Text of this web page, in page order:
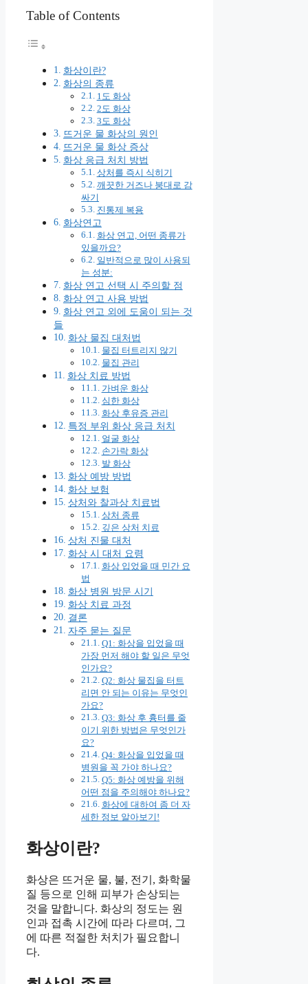
Table of Contents
화상이란?
화상의 종류
1도 화상
2도 화상
3도 화상
뜨거운 물 화상의 원인
뜨거운 물 화상 증상
화상 응급 처치 방법
상처를 즉시 식히기
깨끗한 거즈나 붕대로 감
싸기
진통제 복용
화상연고
화상 연고, 어떤 종류가
있을까요?
일반적으로 많이 사용되
는 성분:
화상 연고 선택 시 주의할 점
화상 연고 사용 방법
화상 연고 외에 도움이 되는 것
들
화상 물집 대처법
물집 터트리지 않기
물집 관리
화상 치료 방법
가벼운 화상
심한 화상
화상 후유증 관리
특정 부위 화상 응급 처치
얼굴 화상
손가락 화상
발 화상
화상 예방 방법
화상 보험
상처와 찰과상 치료법
상처 종류
깊은 상처 치료
상처 진물 대처
화상 시 대처 요령
화상 입었을 때 민간 요
법
화상 병원 방문 시기
화상 치료 과정
결론
자주 묻는 질문
Q1: 화상을 입었을 때
가장 먼저 해야 할 일은 무엇
인가요?
Q2: 화상 물집을 터트
리면 안 되는 이유는 무엇인
가요?
Q3: 화상 후 흉터를 줄
이기 위한 방법은 무엇인가
요?
Q4: 화상을 입었을 때
병원을 꼭 가야 하나요?
Q5: 화상 예방을 위해
어떤 점을 주의해야 하나요?
화상에 대하여 좀 더 자
세한 정보 알아보기!
화상이란?
화상은 뜨거운 물, 불, 전기, 화학물
질 등으로 인해 피부가 손상되는
것을 말합니다. 화상의 정도는 원
인과 접촉 시간에 따라 다르며, 그
에 따른 적절한 처치가 필요합니
다.